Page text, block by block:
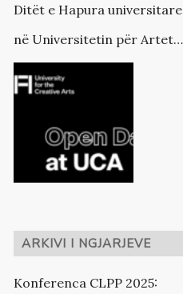
Ditët e Hapura universitare
në Universitetin për Artet
ARKIVI I NGJARJEVE
Konferenca CLPP 2025: